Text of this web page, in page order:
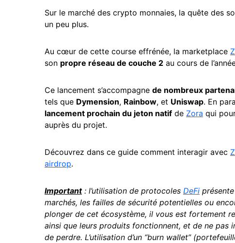
Sur le marché des crypto monnaies, la quête des
un peu plus.
Au cœur de cette course effrénée, la marketplace
son propre réseau de couche 2 au cours de
Ce lancement s’accompagne de nombreux
tels que Dymension, Rainbow, et Uniswap. En
lancement prochain du jeton natif de Zora qui
auprès du projet.
Découvrez dans ce guide comment interagir avec
airdrop.
Important: l’utilisation de protocoles DeFi
marchés, les failles de sécurité potentielles ou
plonger de cet écosystème, il vous est fortement
ainsi que leurs produits fonctionnent, et de ne
de perdre. L’utilisation d’un “burn wallet”